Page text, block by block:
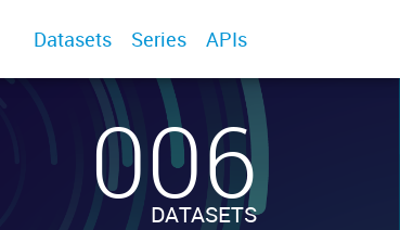
Datasets Series APIs
006
DATASETS